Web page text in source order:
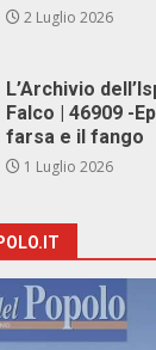
2 Luglio 2026
L’Archivio
Falco | 46909 -
farsa e il fango
1 Luglio 2026